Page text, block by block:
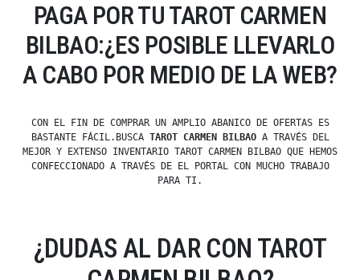
PAGA POR TU TAROT CARMEN
BILBAO:¿ES POSIBLE LLEVARLO
A CABO POR MEDIO DE LA WEB?
CON EL FIN DE COMPRAR UN AMPLIO ABANICO DE OFERTAS ES
BASTANTE FÁCIL.BUSCA TAROT CARMEN BILBAOA TRAVÉS DEL
MEJOR Y EXTENSO INVENTARIO TAROT CARMEN BILBAO QUE HEMOS
CONFECCIONADO A TRAVÉS DE EL PORTAL CON MUCHO TRABAJO
PARA TI.
¿DUDAS AL DAR CON TAROT